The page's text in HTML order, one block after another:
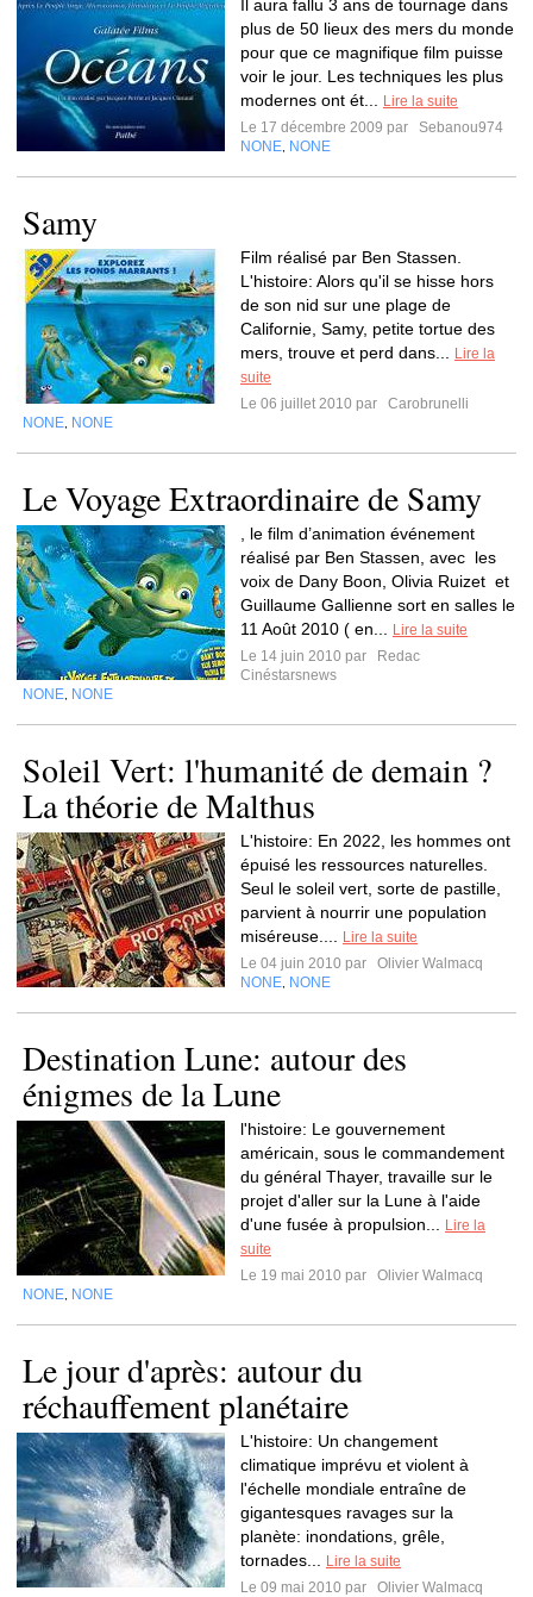
Il aura fallu 3 ans de tournage dans
plus de 50 lieux des mers du monde
pour que ce magnifique film puisse
voir le jour. Les techniques les plus
modernes ont ét...
Lire la suite
Le 17 décembre 2009 par
Sebanou974
NONE NONE
Samy
Film réalisé par Ben Stassen.
L'histoire: Alors qu'il se hisse hors
de son nid sur une plage de
Californie, Samy, petite tortue des
mers, trouve et perd dans...
Lire la
suite
Le 06 juillet 2010 par
Carobrunelli
NONE NONE
Le Voyage Extraordinaire de Samy
, le film d’animation événement
réalisé par Ben Stassen, avec les
voix de Dany Boon, Olivia Ruizet et
Guillaume Gallienne sort en salles le
11 Août 2010 ( en...
Lire la suite
Le 14 juin 2010 par
Redac
Cinéstarsnews
NONE NONE
Soleil Vert: l'humanité de demain ?
La théorie de Malthus
L'histoire: En 2022, les hommes ont
épuisé les ressources naturelles.
Seul le soleil vert, sorte de pastille,
parvient à nourrir une population
miséreuse....
Lire la suite
Le 04 juin 2010 par
Olivier Walmacq
NONE NONE
Destination Lune: autour des
énigmes de la Lune
l'histoire: Le gouvernement
américain, sous le commandement
du général Thayer, travaille sur le
projet d'aller sur la Lune à l'aide
d'une fusée à propulsion...
Lire la
suite
Le 19 mai 2010 par
Olivier Walmacq
NONE NONE
Le jour d'après: autour du
réchauffement planétaire
L'histoire: Un changement
climatique imprévu et violent à
l'échelle mondiale entraîne de
gigantesques ravages sur la
planète: inondations, grêle,
tornades...
Lire la suite
Le 09 mai 2010 par
Olivier Walmacq